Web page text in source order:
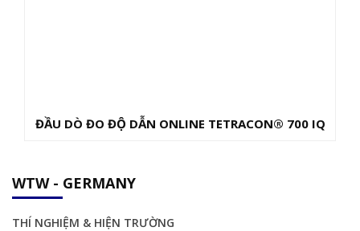
ĐẦU DÒ ĐO ĐỘ DẪN ONLINE TETRACON® 700 IQ
WTW - GERMANY
THÍ NGHIỆM & HIỆN TRƯỜNG